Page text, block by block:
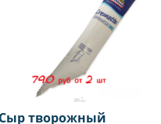
творожный